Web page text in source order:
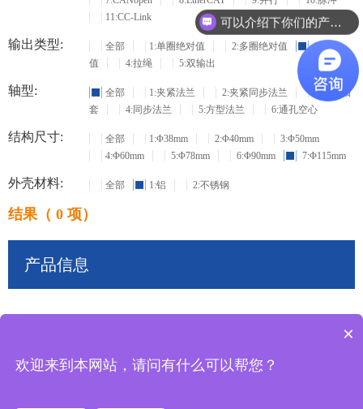
11:CC-Link
输出类型: 全部 1:单圈绝对值 2:多圈绝对值
3:增量
值
4:拉绳 5:双输出
轴型: 全部 1:夹紧法兰 2:夹紧同步法兰
3:盲孔轴
套
4:同步法兰 5:方型法兰 6:通孔空心
结构尺寸: 全部 1:Φ38mm 2:Φ40mm
3:Φ50mm
4:Φ60mm
5:Φ78mm 6:Φ90mm 7:Φ115mm
外壳材料: 全部 1:铝 2:不锈钢
结果（ 0 项）
产品信息
可以介绍下你们的产品么？
×
欢迎来到本网站，请问有什么可以帮您？